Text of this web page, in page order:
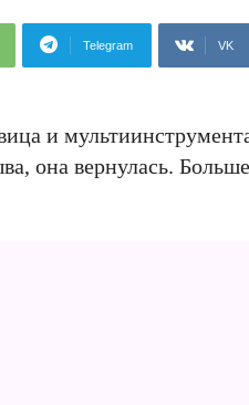
Telegram VK
и
она вернулась.